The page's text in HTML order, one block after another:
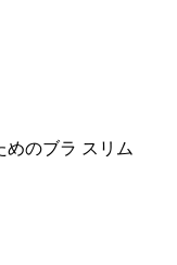
めのブラ スリム